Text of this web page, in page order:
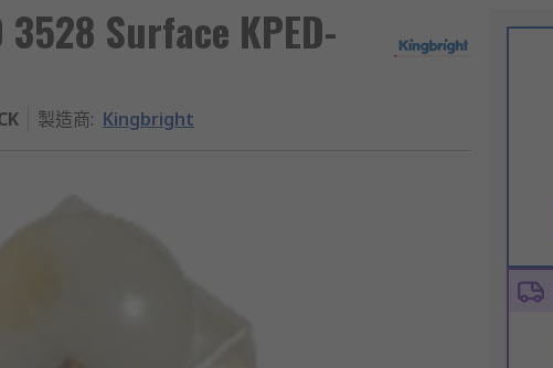
Surface KPED-
製造商: Kingbright